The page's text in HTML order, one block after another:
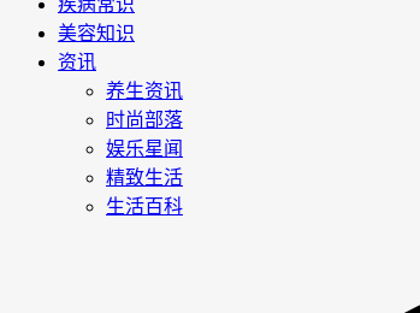
疾病常识
美容知识
资讯
养生资讯
时尚部落
娱乐星闻
精致生活
生活百科